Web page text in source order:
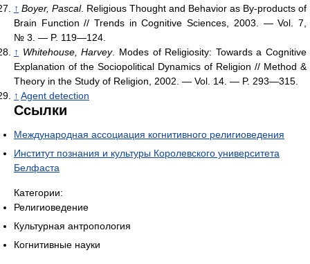
↑ Boyer, Pascal. Religious Thought and Behavior as By-products of
Brain Function // Trends in Cognitive Sciences, 2003. — Vol. 7,
№ 3. — P. 119—124.
↑ Whitehouse, Harvey. Modes of Religiosity: Towards a Cognitive
Explanation of the Sociopolitical Dynamics of Religion // Method &
Theory in the Study of Religion, 2002. — Vol. 14. — P. 293—315.
↑ Agent detection
Ссылки
Международная ассоциация когнитивного религиоведения
Институт познания и культуры Королевского университета
Белфаста
Категории:
Религиоведение
Культурная антропология
Когнитивные науки